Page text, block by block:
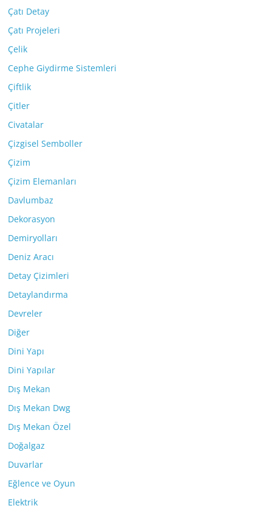
Çatı Detay
Çatı Projeleri
Çelik
Cephe Giydirme Sistemleri
Çiftlik
Çitler
Civatalar
Çizgisel Semboller
Çizim
Çizim Elemanları
Davlumbaz
Dekorasyon
Demiryolları
Deniz Aracı
Detay Çizimleri
Detaylandırma
Devreler
Diğer
Dini Yapı
Dini Yapılar
Dış Mekan
Dış Mekan Dwg
Dış Mekan Özel
Doğalgaz
Duvarlar
Eğlence ve Oyun
Elektrik